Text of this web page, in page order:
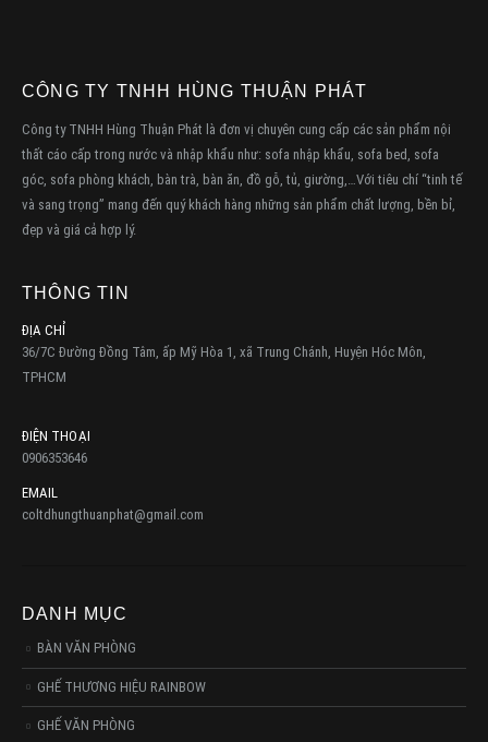
CÔNG TY TNHH HÙNG THUẬN PHÁT
Công ty TNHH Hùng Thuận Phát là đơn vị chuyên cung cấp các sản phẩm nội
thất cáo cấp trong nước và nhập khẩu như: sofa nhập khẩu, sofa bed, sofa
góc, sofa phòng khách, bàn trà, bàn ăn, đồ gỗ, tủ, giường,…Với tiêu chí “tinh tế
và sang trọng” mang đến quý khách hàng những sản phẩm chất lượng, bền bỉ,
đẹp và giá cả hợp lý.
THÔNG TIN
ĐỊA CHỈ
36/7C Đường Đồng Tâm, ấp Mỹ Hòa 1, xã Trung Chánh, Huyện Hóc Môn,
TPHCM
ĐIỆN THOẠI
0906353646
EMAIL
coltdhungthuanphat@gmail.com
DANH MỤC
BÀN VĂN PHÒNG
GHẾ THƯƠNG HIỆU RAINBOW
GHẾ VĂN PHÒNG